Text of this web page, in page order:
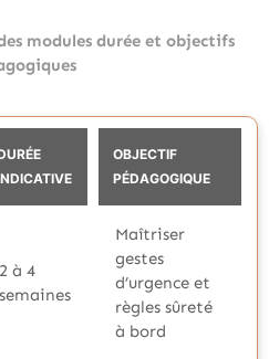
modules durée et objectifs
OBJECTIF
PÉDAGOGIQUE
2 à 4
semaines
Maîtriser
gestes
d’urgence et
règles sûreté
à bord